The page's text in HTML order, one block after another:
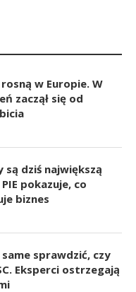
w Europie. W
zaczął się od
są dziś największą
pokazuje, co
biznes
sprawdzić, czy
Eksperci ostrzegają